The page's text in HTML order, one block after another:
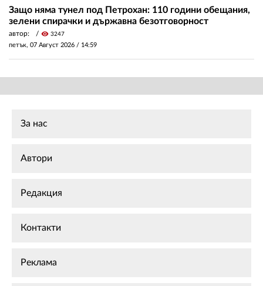
Защо няма тунел под Петрохан: 110 години обещания,
зелени спирачки и държавна безотговорност
автор: visibility 3247
петък, 07 Август 2026 / 14:59
За нас
Автори
Редакция
Контакти
Реклама